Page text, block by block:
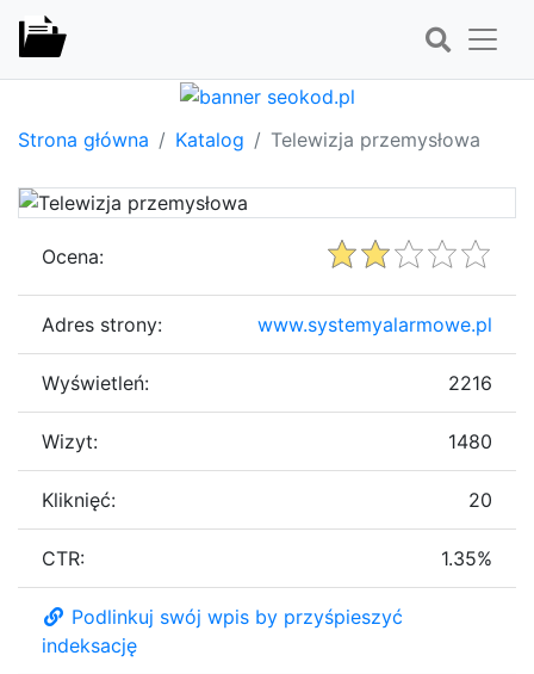
Strona główna Katalog Telewizja przemysłowa
Ocena:
Adres strony: www.systemyalarmowe.pl
Wyświetleń: 2216
Wizyt: 1480
Kliknięć: 20
CTR: 1.35%
Podlinkuj swój wpis by przyśpieszyć
indeksację